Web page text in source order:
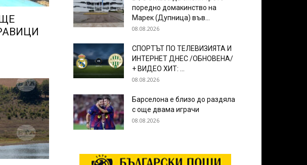
поредно домакинство на
Марек (Дупница) във...
08.08.2026
СПОРТЪТ ПО ТЕЛЕВИЗИЯТА И
ИНТЕРНЕТ ДНЕС /ОБНОВЕНА/
+ ВИДЕО ХИТ: ...
08.08.2026
Барселона е близо до раздяла
с още двама играчи
08.08.2026